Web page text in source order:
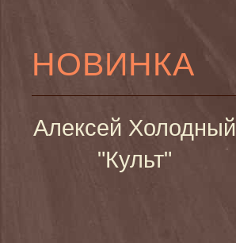
НОВИНКА
Алексей Холодный
"Культ"